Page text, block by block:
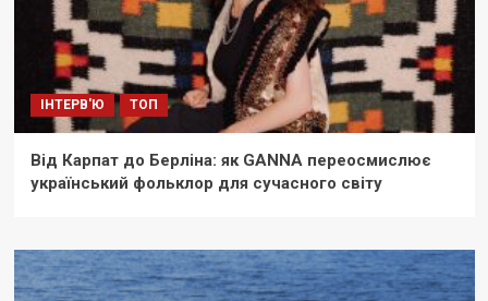
ІНТЕРВ'Ю ТОП
Від Карпат до Берліна: як GANNA переосмислює
український фольклор для сучасного світу